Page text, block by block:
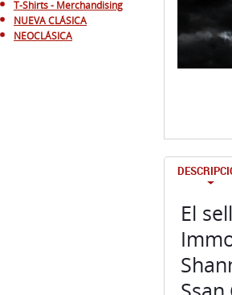
T-Shirts - Merchandising
NUEVA CLÁSICA
NEOCLÁSICA
El